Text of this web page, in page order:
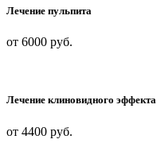
Лечение пульпита
от 6000 руб.
Лечение клиновидного эффекта
от 4400 руб.